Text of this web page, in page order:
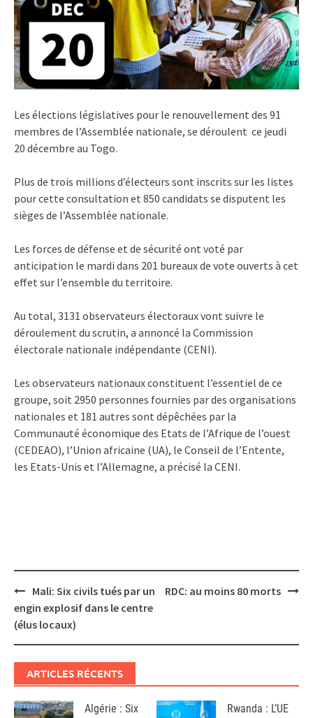
Les élections législatives pour le renouvellement des 91
membres de l’Assemblée nationale, se déroulent ce jeudi
20 décembre au Togo.
Plus de trois millions d’électeurs sont inscrits sur les listes
pour cette consultation et 850 candidats se disputent les
sièges de l’Assemblée nationale.
Les forces de défense et de sécurité ont voté par
anticipation le mardi dans 201 bureaux de vote ouverts à cet
effet sur l’ensemble du territoire.
Au total, 3131 observateurs électoraux vont suivre le
déroulement du scrutin, a annoncé la Commission
électorale nationale indépendante (CENI).
Les observateurs nationaux constituent l’essentiel de ce
groupe, soit 2950 personnes fournies par des organisations
nationales et 181 autres sont dépêchées par la
Communauté économique des Etats de l’Afrique de l’ouest
(CEDEAO), l’Union africaine (UA), le Conseil de l’Entente,
les Etats-Unis et l’Allemagne, a précisé la CENI.
Post
navigation
Mali: Six civils tués par un
engin explosif dans le centre
(élus locaux)
RDC: au moins 80 morts
ARTICLES RÉCENTS
Algérie : Six
Rwanda : L’UE